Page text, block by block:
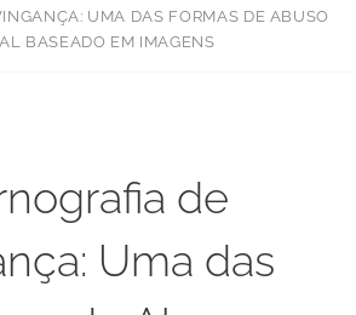
UMA DAS FORMAS DE ABUSO
BASEADO EM IMAGENS
de
Uma das